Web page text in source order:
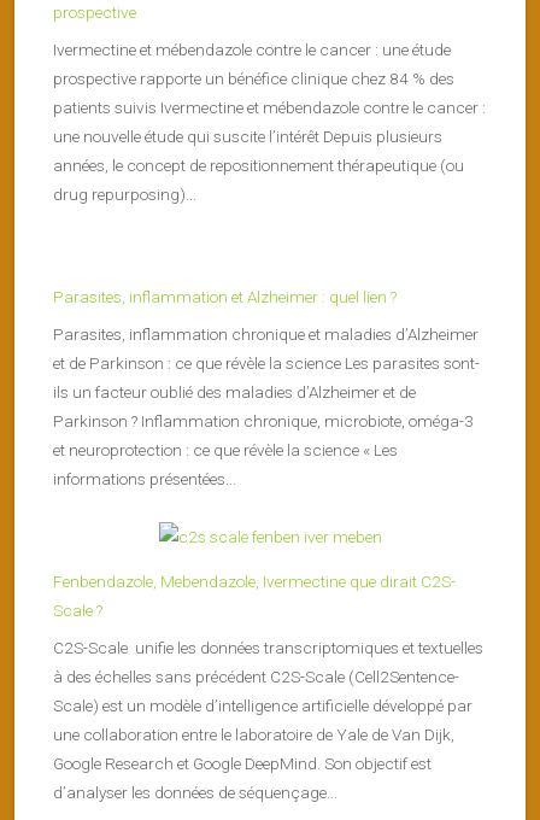
prospective
Ivermectine et mébendazole contre le cancer : une étude
prospective rapporte un bénéfice clinique chez 84 % des
patients suivis Ivermectine et mébendazole contre le cancer :
une nouvelle étude qui suscite l’intérêt Depuis plusieurs
années, le concept de repositionnement thérapeutique (ou
drug repurposing)...
Parasites, inflammation et Alzheimer : quel lien ?
Parasites, inflammation chronique et maladies d’Alzheimer
et de Parkinson : ce que révèle la science Les parasites sont-
ils un facteur oublié des maladies d’Alzheimer et de
Parkinson ? Inflammation chronique, microbiote, oméga-3
et neuroprotection : ce que révèle la science « Les
informations présentées...
Fenbendazole, Mebendazole, Ivermectine que dirait C2S-
Scale ?
C2S-Scale unifie les données transcriptomiques et textuelles
à des échelles sans précédent C2S-Scale (Cell2Sentence-
Scale) est un modèle d’intelligence artificielle développé par
une collaboration entre le laboratoire de Yale de Van Dijk,
Google Research et Google DeepMind. Son objectif est
d’analyser les données de séquençage...